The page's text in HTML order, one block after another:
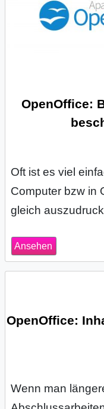
OpenOffice:
Oft ist es viel
Computer bzw in
gleich
Ansehen
OpenOffice:
Wenn man